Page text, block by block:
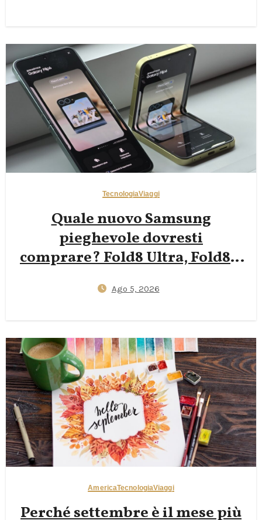
TecnologiaViaggi
Quale nuovo Samsung
pieghevole dovresti
comprare? Fold8 Ultra, Fold8 o
Ago 5, 2026
AmericaTecnologiaViaggi
Perché settembre è il mese più